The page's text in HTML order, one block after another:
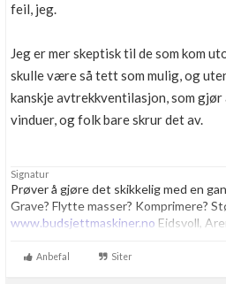
feil, jeg.
Jeg er mer skeptisk til de som kom
skulle være så tett som mulig, og
kanskje avtrekkventilasjon, som
vinduer, og folk bare skrur det av.
Signatur
Prøver å gjøre det skikkelig med en
Grave? Flytte masser? Komprimere?
www.budsjettmaskiner.no Eidsvoll,
Anbefal Siter